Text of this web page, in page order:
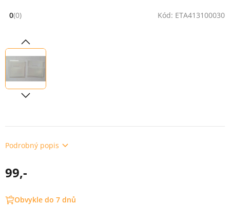
Hodnocení: 0 z 5 (0 recenzí)
0(0) Kód: ETA413100030
Podrobný popis
99,-
Obvykle do 7 dnů